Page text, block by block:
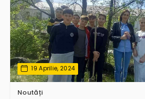
19 Aprilie, 2024
Noutăți